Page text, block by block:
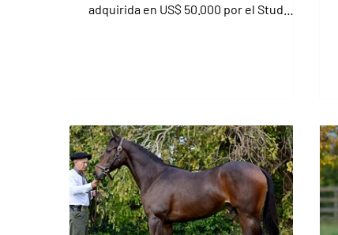
adquirida en US$ 50.000 por el Stud
fuertes, el mercado muestre síntomas
de crisis. Lo que sucedió este martes en
la Gran Venta Estrellas del Haras
Abolengo fue la más clara muestra de
que la cuestión está complicada, y q